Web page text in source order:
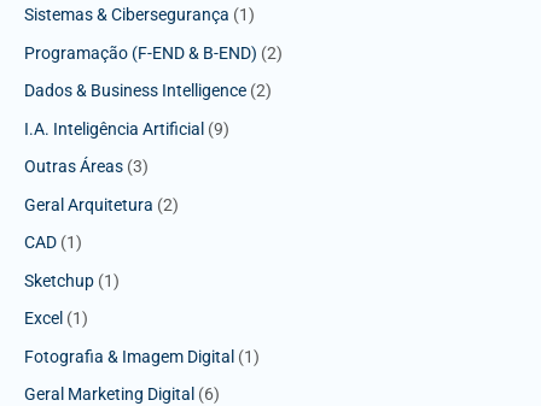
Sistemas & Cibersegurança (1)
Programação (F-END & B-END) (2)
Dados & Business Intelligence (2)
I.A. Inteligência Artificial (9)
Outras Áreas (3)
Geral Arquitetura (2)
CAD (1)
Sketchup (1)
Excel (1)
Fotografia & Imagem Digital (1)
Geral Marketing Digital (6)